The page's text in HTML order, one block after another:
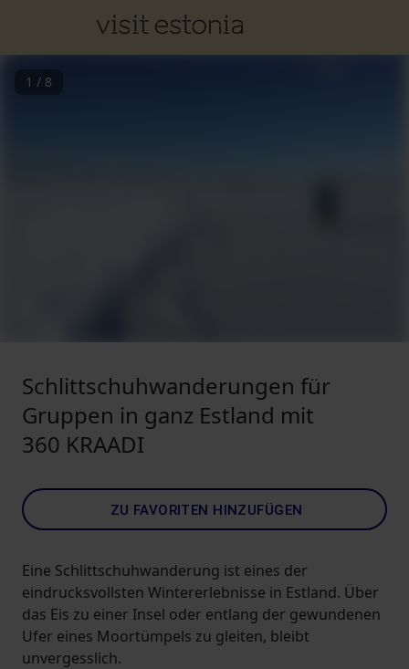
1 / 8
Schlittschuhwanderungen für
Gruppen in ganz Estland mit
360 KRAADI
ZU FAVORITEN HINZUFÜGEN
Eine Schlittschuhwanderung ist eines der
eindrucksvollsten Wintererlebnisse in Estland. Über
das Eis zu einer Insel oder entlang der gewundenen
Ufer eines Moortümpels zu gleiten, bleibt
unvergesslich.